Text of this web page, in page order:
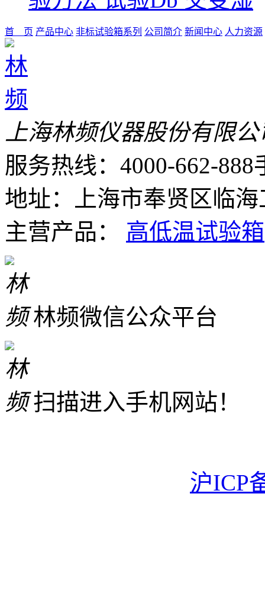
首 页 产品中心 非标试验箱系列 公司简介 新闻中心 人力资源
上海林频仪器股份有限公
服务热线：4000-662-888
地址：上海市奉贤区临
主营产品： 高低温试验箱
林频微信公众平台
扫描进入手机网站！
沪ICP